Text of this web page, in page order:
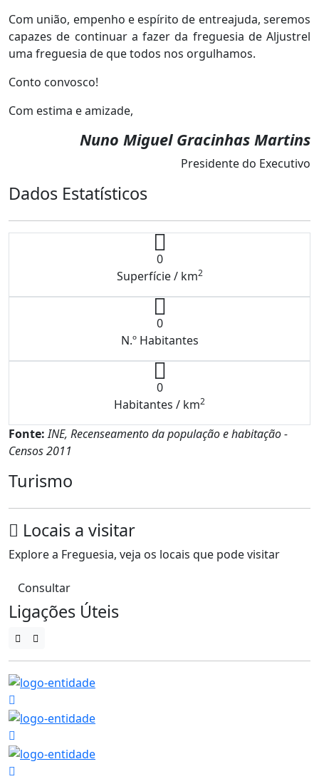
Com união, empenho e espírito de entreajuda, seremos
capazes de continuar a fazer da freguesia de Aljustrel
uma freguesia de que todos nos orgulhamos.
Conto convosco!
Com estima e amizade,
Nuno Miguel Gracinhas Martins
Presidente do Executivo
Dados Estatísticos
0
Superfície / km2
0
N.º Habitantes
0
Habitantes / km2
Fonte:INE, Recenseamento da população e habitação -
Censos 2011
Turismo
Locais a visitar
Explore a Freguesia, veja os locais que pode visitar
Consultar
Ligações Úteis